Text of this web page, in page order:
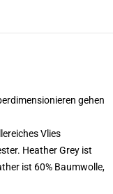
gehen
Vlies
Heather Grey ist
ist 60% Baumwolle,